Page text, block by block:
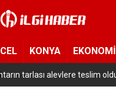
KONYA EKONOMİ
çocuk 3. kattan düştü!